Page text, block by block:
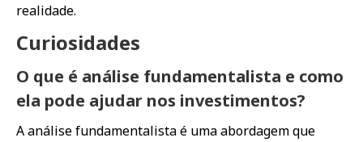
realidade.
Curiosidades
O que é análise fundamentalista e como
ela pode ajudar nos investimentos?
A análise fundamentalista é uma abordagem que